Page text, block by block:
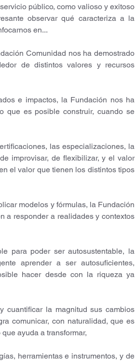
público, como valioso y exitoso
observar qué caracteriza a la
en...
Comunidad nos ha demostrado
de distintos valores y recursos
e impactos, la Fundación nos ha
que es posible construir, cuando se
las especializaciones, la
improvisar, de flexibilizar, y el valor
el valor que tienen los distintos tipos
modelos y fórmulas, la Fundación
a responder a realidades y contextos
para poder ser autosustentable, la
aprender a ser autosuficientes,
hacer desde con la riqueza ya
la magnitud sus cambios
comunicar, con naturalidad, que es
ayuda a transformar,
herramientas e instrumentos, y de